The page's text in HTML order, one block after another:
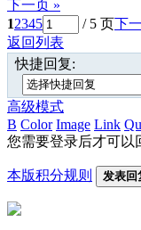
下一页 »
12345 / 5 页下
返回列表
快捷回复:
高级模式
B Color Image Link
您需要登录后才可以
本版积分规则 发表回